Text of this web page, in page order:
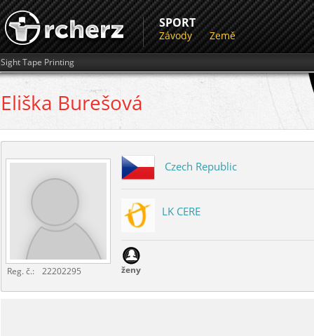
SPORT
Závody Země
Sight Tape Printing
Eliška Burešová
Reg. č.: 22202295
Czech Republic
LK CERE
ženy